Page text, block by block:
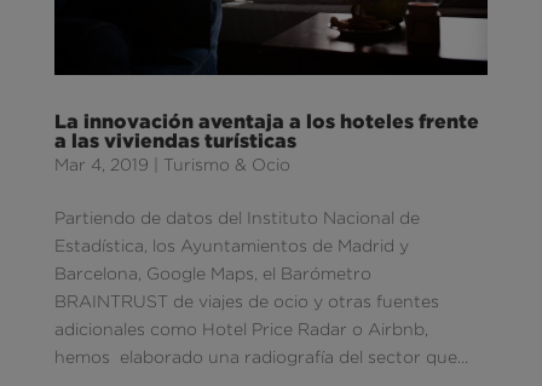
La innovación aventaja a los hoteles frente
a las viviendas turísticas
Mar 4, 2019 Turismo & Ocio
Partiendo de datos del Instituto Nacional de
Estadística, los Ayuntamientos de Madrid y
Barcelona, Google Maps, el Barómetro
BRAINTRUST de viajes de ocio y otras fuentes
adicionales como Hotel Price Radar o Airbnb,
hemos elaborado una radiografía del sector que...